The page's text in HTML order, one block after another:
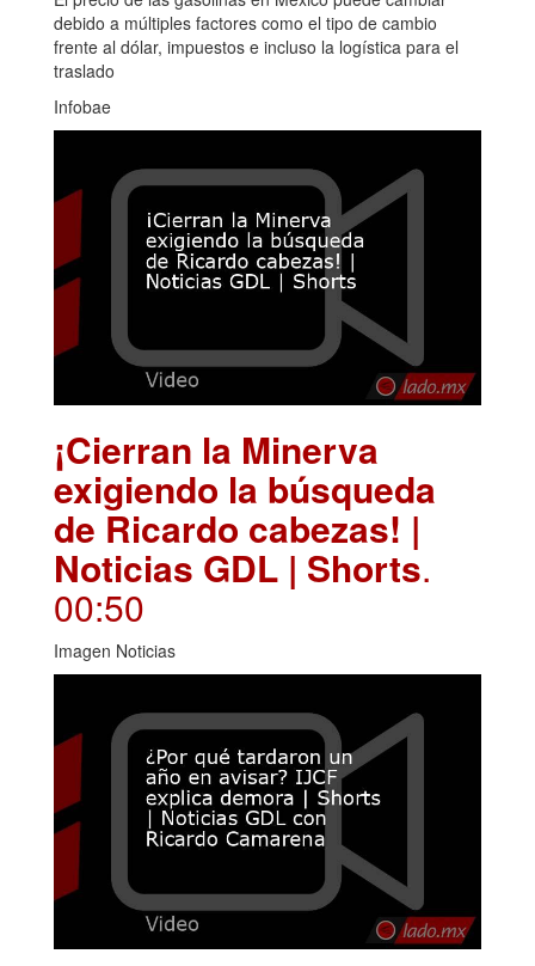
debido a múltiples factores como el tipo de cambio
frente al dólar, impuestos e incluso la logística para el
traslado
Infobae
¡Cierran la Minerva
exigiendo la búsqueda
de Ricardo cabezas! |
Noticias GDL | Shorts.
00:50
Imagen Noticias